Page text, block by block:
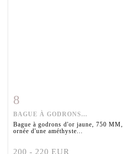
8
BAGUE À GODRONS...
Bague à godrons d'or jaune, 750 MM,
ornée d'une améthyste...
200 - 220 EUR